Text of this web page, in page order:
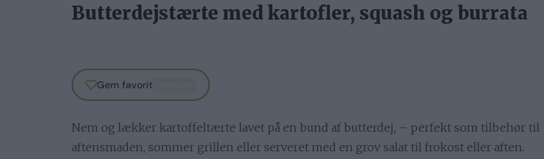
Butterdejstærte med kartofler, squash og burrata
Gem favorit
Nem og lækker kartoffeltærte lavet på en bund af butterdej, – perfekt som tilbehør til
aftensmaden, sommer grillen eller serveret med en grov salat til frokost eller aften.